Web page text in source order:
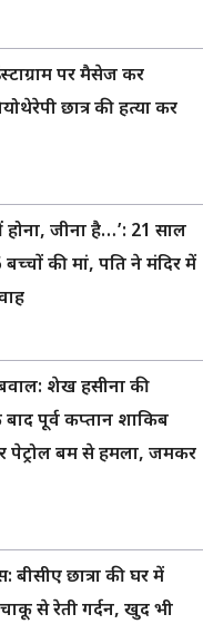
पर मैसेज कर
छात्र की हत्या कर
होना, जीना है…’: 21 साल
बच्चों की मां, पति ने मंदिर में
शेख हसीना की
पूर्व कप्तान शाकिब
बम से हमला, जमकर
छात्रा की घर में
से रेती गर्दन, खुद भी